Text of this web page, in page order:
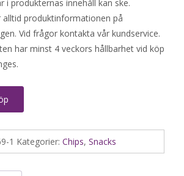
i produkternas innehåll kan ske.
produktinformationen på
Vid frågor kontakta vår kundservice.
har minst 4 veckors hållbarhet vid köp
1 Kategorier: Chips, Snacks